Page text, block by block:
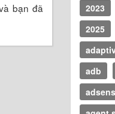
bạn đã
2023
2025
adb